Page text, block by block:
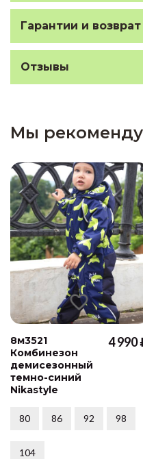
Гарантии и возврат
Отзывы
Мы
8м3521
Комбинезон
демисезонный
темно-синий
Nikastyle
4 990
80 86 92 98
104